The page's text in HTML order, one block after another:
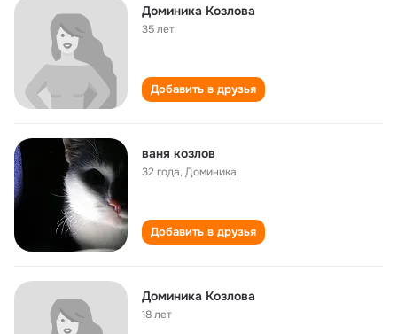
Доминика Козлова
35 лет
Добавить в друзья
ваня козлов
32 года,Доминика
Добавить в друзья
Доминика Козлова
18 лет